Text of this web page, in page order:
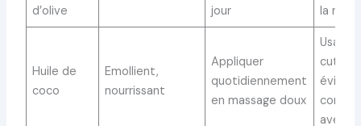
d’olive
jour
la
Huile de
coco
Emollient,
nourrissant
Appliquer
quotidiennement
en massage doux
Usage
cutané,
éviter
avec